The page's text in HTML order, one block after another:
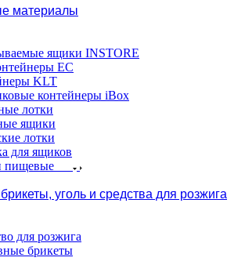
материалы
ящики INSTORE
ЕС
KLT
контейнеры iBox
лотки
ящики
лотки
для ящиков
пищевые
уголь и средства для розжига
для розжига
брикеты